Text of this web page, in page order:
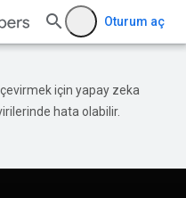
Oturum aç
için yapay zeka
hata olabilir.